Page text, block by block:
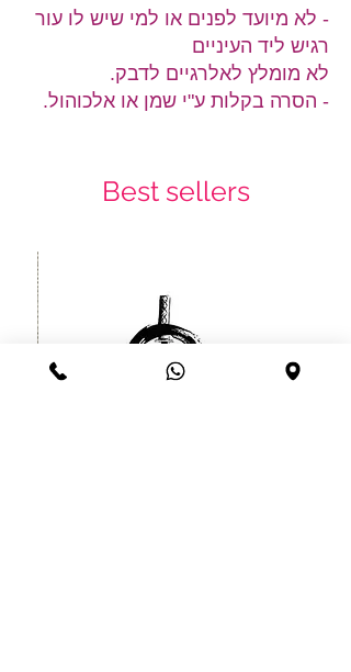
- לא מיועד לפנים או למי שיש לו עור
רגיש ליד העיניים
לא מומלץ לאלרגיים לדבק.
- הסרה בקלות ע"י שמן או אלכוהול.
Best sellers